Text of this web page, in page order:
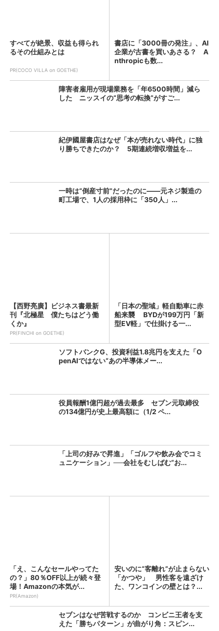
すべてが絶景、収益も得られ
るその仕組みとは
PR(COCO VILLA on GOETHE)
書店に「3000冊の発注」、AI
企業が古書を買いあさる？ A
nthropicも数...
障害者雇用が現場業務を「年6500時間」減ら
した ニッスイの“思考の転換”がすご...
紀伊國屋書店はなぜ「本が売れない時代」に独
り勝ちできたのか？ 5期連続増収増益を...
一時は“倒産寸前”だったのに――元ネジ製造の
町工場で、1人の採用枠に「350人」...
【西野亮廣】ビジネス書最新
刊『北極星 僕たちはどう働
くか』
PR(FINCHI on GOETHE)
「日本の聖域」軽自動車に赤
船来襲 BYDが199万円「新
型EV軽」で仕掛ける一...
ソフトバンクG、投資利益1.8兆円を支えた「O
penAIではない“あの半導体メー...
役員報酬1億円超が過去最多 セブン元取締役
の134億円が史上最高額に（1/2 ペ...
「上司の好みで昇進」「ゴルフや飲み会でコミ
ュニケーション」──会社をむしばむ“お...
「え、こんなセールやってた
の？」80％OFF以上が続々登
場！Amazonの本気が...
PR(Amazon)
安いのに“客離れ”が止まらない
「かつや」 男性客を遠ざけ
た、ワンコインの壁とは？...
セブンはなぜ苦戦するのか コンビニ王者を支
えた「勝ちパターン」が曲がり角：スピン...